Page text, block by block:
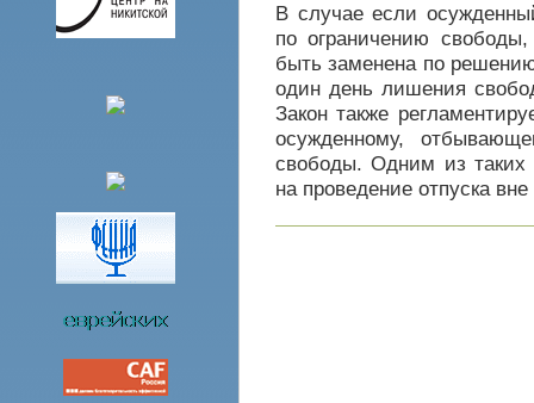
В случае если
по ограничению
быть заменена по
один день лишения
Закон также
осужденному,
свободы. Одним из таких
на проведение отпуска